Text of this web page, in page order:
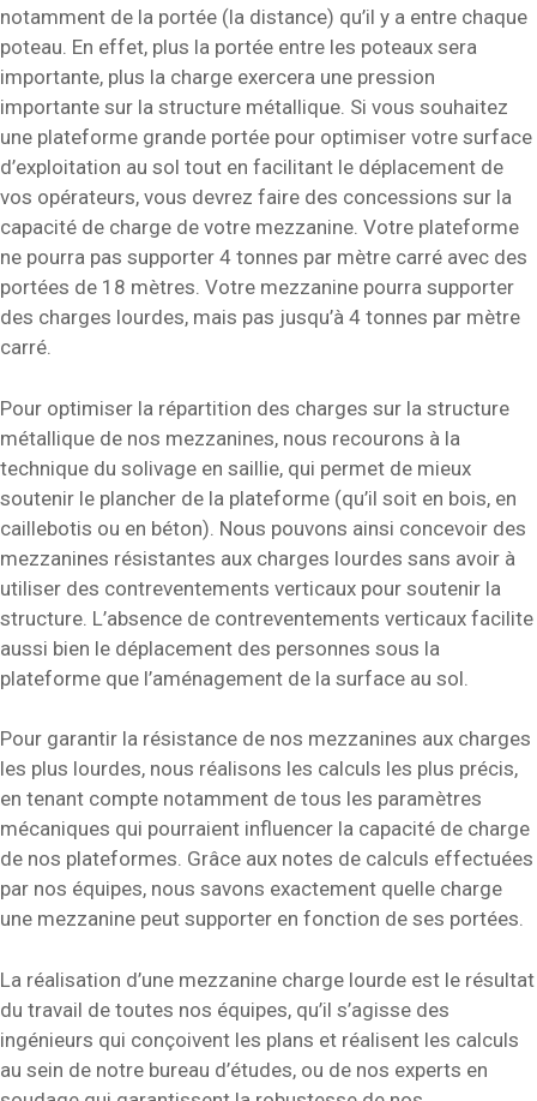
notamment de la portée (la distance) qu’il y a entre chaque
poteau. En effet, plus la portée entre les poteaux sera
importante, plus la charge exercera une pression
importante sur la structure métallique. Si vous souhaitez
une plateforme grande portée pour optimiser votre surface
d’exploitation au sol tout en facilitant le déplacement de
vos opérateurs, vous devrez faire des concessions sur la
capacité de charge de votre mezzanine. Votre plateforme
ne pourra pas supporter 4 tonnes par mètre carré avec des
portées de 18 mètres. Votre mezzanine pourra supporter
des charges lourdes, mais pas jusqu’à 4 tonnes par mètre
carré.
Pour optimiser la répartition des charges sur la structure
métallique de nos mezzanines, nous recourons à la
technique du solivage en saillie, qui permet de mieux
soutenir le plancher de la plateforme (qu’il soit en bois, en
caillebotis ou en béton). Nous pouvons ainsi concevoir des
mezzanines résistantes aux charges lourdes sans avoir à
utiliser des contreventements verticaux pour soutenir la
structure. L’absence de contreventements verticaux facilite
aussi bien le déplacement des personnes sous la
plateforme que l’aménagement de la surface au sol.
Pour garantir la résistance de nos mezzanines aux charges
les plus lourdes, nous réalisons les calculs les plus précis,
en tenant compte notamment de tous les paramètres
mécaniques qui pourraient influencer la capacité de charge
de nos plateformes. Grâce aux notes de calculs effectuées
par nos équipes, nous savons exactement quelle charge
une mezzanine peut supporter en fonction de ses portées.
La réalisation d’une mezzanine charge lourde est le résultat
du travail de toutes nos équipes, qu’il s’agisse des
ingénieurs qui conçoivent les plans et réalisent les calculs
au sein de notre bureau d’études, ou de nos experts en